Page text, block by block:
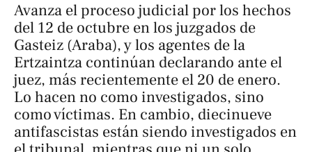
Avanza el proceso judicial por los hechos
del 12 de octubre en los juzgados de
Gasteiz (Araba), y los agentes de la
Ertzaintza continúan declarando ante el
juez, más recientemente el 20 de enero.
Lo hacen no como investigados, sino
como víctimas. En cambio, diecinueve
antifascistas están siendo investigados en